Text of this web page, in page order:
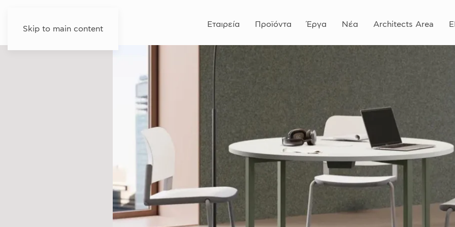
Skip to main content
Εταιρεία Προϊόντα Έργα Νέα Architects Area